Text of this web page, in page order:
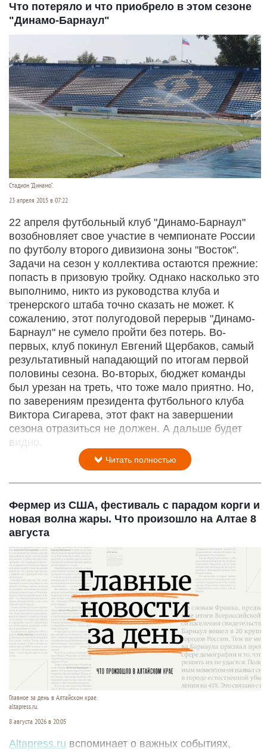
Что потеряло и что приобрело в этом сезоне
"Динамо-Барнаул"
Стадион "Динамо".
23 апреля 2015 в 07:22
22 апреля футбольный клуб "Динамо-Барнаул"
во­зобновляет свое участие в чемпионате России
по футболу второго дивизиона зоны "Восток".
Задачи на сезон у коллектива остаются прежние:
попасть в призовую тройку. Однако насколько это
выполнимо, никто из руководства клуба и
тренерского штаба точно сказать не может. К
сожалению, этот полугодовой перерыв "Динамо-
Барнаул" не сумело пройти без потерь. Во-
первых, клуб покинул Евгений Щербаков, самый
результативный нападающий по итогам первой
половины сезона. Во-вторых, бюджет команды
был урезан на треть, что тоже мало приятно. Но,
по заверениям президента футбольного клуба
Виктора Сигарева, этот факт на завершении
сезона отра­зиться не должен. А дальше будет
видно.
Читать полностью
Фермер из США, фестиваль с парадом корги и
новая волна жары. Что произошло на Алтае 8
августа
Главное за день в Алтайском крае.
altapress.ru.
8 августа 2026 в 20:05
Altapress.ru вспоминает о важных событиях,